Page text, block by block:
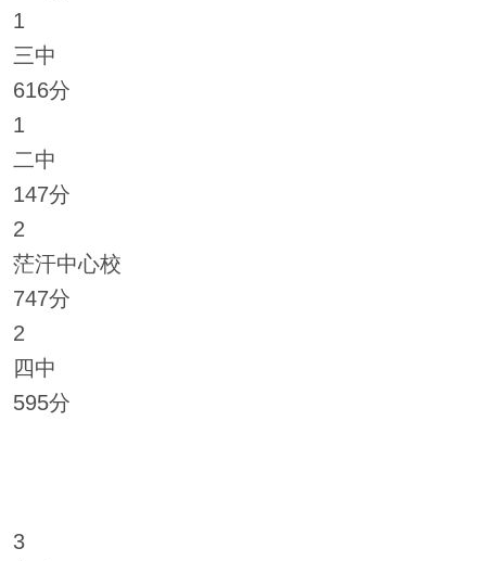
1
三中
616分
1
二中
147分
2
茫汗中心校
747分
2
四中
595分
3